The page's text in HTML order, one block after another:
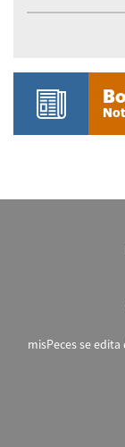
misPeces se